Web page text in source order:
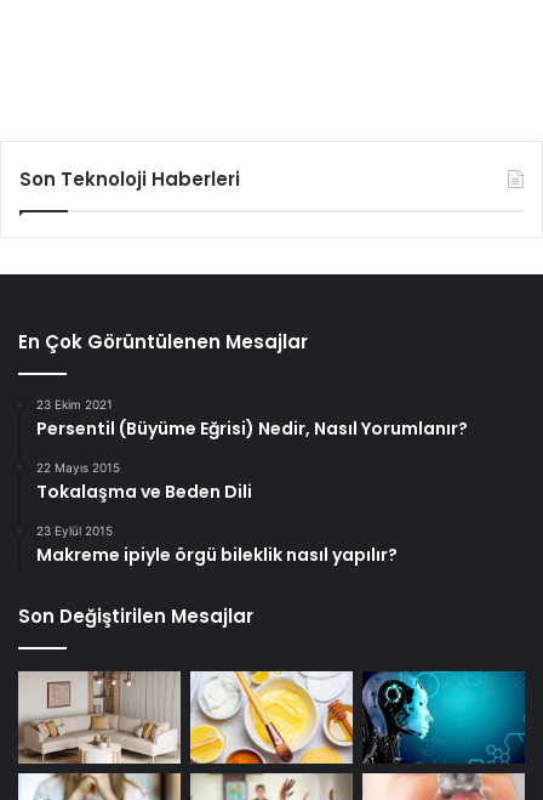
Son Teknoloji Haberleri
En Çok Görüntülenen Mesajlar
23 Ekim 2021
Persentil (Büyüme Eğrisi) Nedir, Nasıl Yorumlanır?
22 Mayıs 2015
Tokalaşma ve Beden Dili
23 Eylül 2015
Makreme ipiyle örgü bileklik nasıl yapılır?
Son Değiştirilen Mesajlar